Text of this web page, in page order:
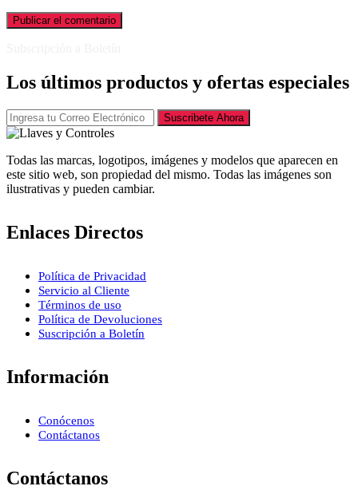
Los últimos productos y ofertas especiales
Suscribete Ahora
Todas las marcas, logotipos, imágenes y modelos que aparecen en
este sitio web, son propiedad del mismo. Todas las imágenes son
ilustrativas y pueden cambiar.
Enlaces Directos
Política de Privacidad
Servicio al Cliente
Términos de uso
Política de Devoluciones
Suscripción a Boletín
Información
Conócenos
Contáctanos
Contáctanos